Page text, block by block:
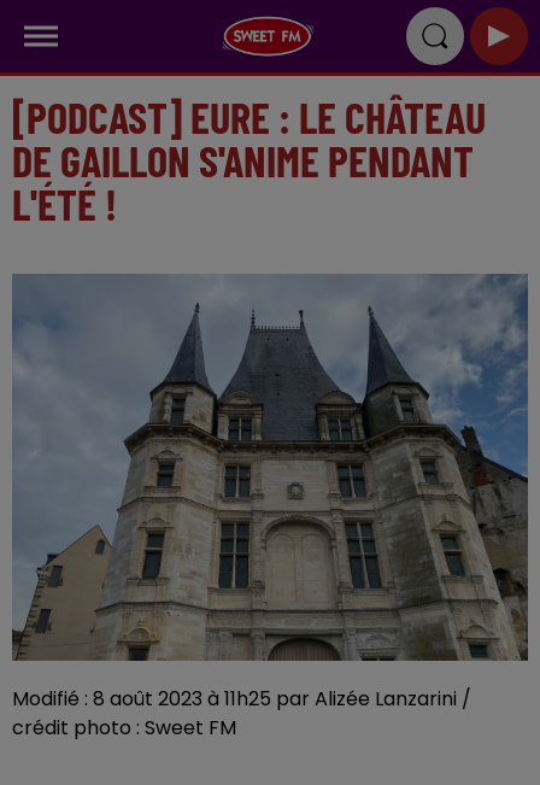
[PODCAST] EURE : LE CHÂTEAU
DE GAILLON S'ANIME PENDANT
L'ÉTÉ !
Modifié : 8 août 2023 à 11h25 par Alizée Lanzarini /
crédit photo : Sweet FM